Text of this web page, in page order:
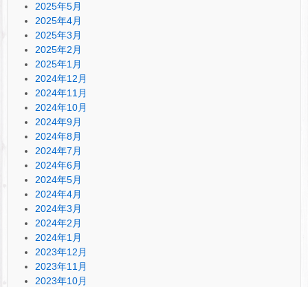
2025年5月
2025年4月
2025年3月
2025年2月
2025年1月
2024年12月
2024年11月
2024年10月
2024年9月
2024年8月
2024年7月
2024年6月
2024年5月
2024年4月
2024年3月
2024年2月
2024年1月
2023年12月
2023年11月
2023年10月